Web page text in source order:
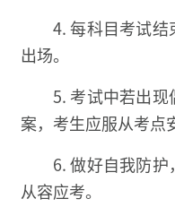
4. 每科目考试
出场。
5. 考试中若出
案，考生应服从考点
6. 做好自我防
从容应考。